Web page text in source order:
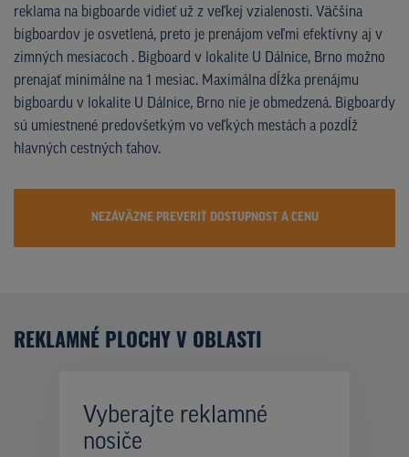
reklama na bigboarde vidieť už z veľkej vzialenosti. Väčšina
bigboardov je osvetlená, preto je prenájom veľmi efektívny aj v
zimných mesiacoch . Bigboard v lokalite U Dálnice, Brno možno
prenajať minimálne na 1 mesiac. Maximálna dĺžka prenájmu
bigboardu v lokalite U Dálnice, Brno nie je obmedzená. Bigboardy
sú umiestnené predovšetkým vo veľkých mestách a pozdĺž
hlavných cestných ťahov.
NEZÁVÄZNE PREVERIŤ DOSTUPNOST A CENU
REKLAMNÉ PLOCHY V OBLASTI
Vyberajte reklamné
nosiče